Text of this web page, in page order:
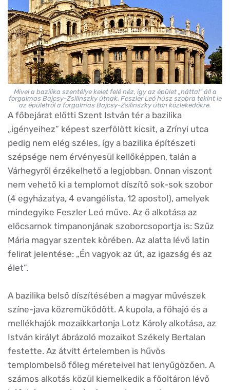
Mivel a bazilika szentélye kelet felé néz, így az épület „háttal” áll a
forgalmas Bajcsy-Zsilinszky útnak. Feszler Leó húsz szobra tekint le
az épületről a forgalmas Bajcsy-Zsilinszky úton közlekedőkre.
A főbejárat előtti Szent István tér a bazilika
„igényeihez” képest szerfölött kicsit, a Zrínyi utca
pedig nem elég széles, így a bazilika építészeti
szépsége nem érvényesül kellőképpen, talán a
Várhegyről érzékelhető a legjobban. Onnan viszont
nem vehető ki a templomot díszítő sok-sok szobor
(4 egyházatya, 4 evangélista, 12 apostol), amelyek
mindegyike Feszler Leó műve. Az ő alkotása az
előcsarnok timpanonjának szoborcsoportja is: Szűz
Mária magyar szentek körében. Az alatta lévő latin
felirat jelentése: „Én vagyok az út, az igazság és az
élet”.
A bazilika belső díszítésében a magyar művészek
színe-java közreműködött. A kupola, a főhajó és a
mellékhajók mozaikkartonja Lotz Károly alkotása, az
István királyt ábrázoló mozaikot Székely Bertalan
festette. Az átvitt értelemben is hűvös
templombelső főleg méreteivel hat lenyűgözően. A
számos alkotás közül kiemelkedik a főoltáron lévő